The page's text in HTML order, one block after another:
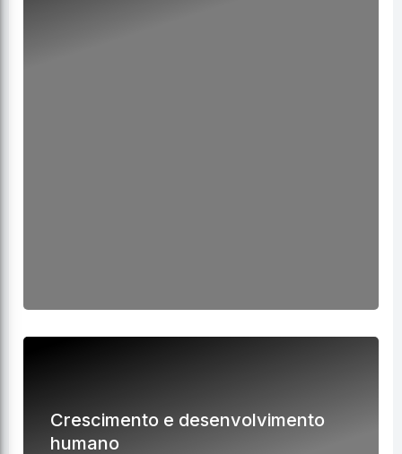
Crescimento e desenvolvimento
humano